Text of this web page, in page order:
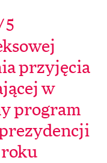
przyjęcia
w
program
roku